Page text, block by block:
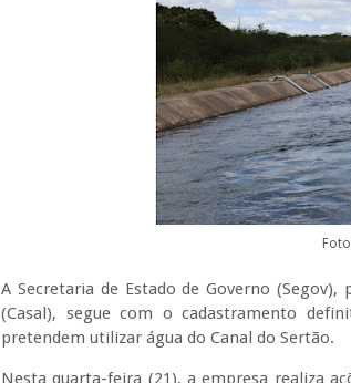
A Secretaria de Estado de Governo
(Casal), segue com o cadastramento
pretendem utilizar água do Canal do Sertão.
Nesta quarta-feira (21), a empresa realiza